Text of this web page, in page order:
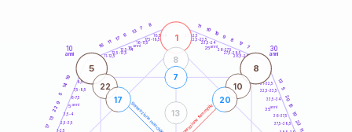
generazione maschile generazione femminile
10
anni
30
anni
1-2,5
2,5-3,5
3,5-4
6-7,5
7,5-8,5
8,5-9
11-12,5
12,5-13,5
13,5-14
16-17,5
17,5-18,5
18,5-19 21-22,5
22,5-23,5
23,5-24
26-27,5
27,5-28,5
28,5-29
31-32,5
32,5-33,5
33,5-34
36-37,5
37,5-38,5
17
13
22
9
5
14
19
16 11
17
6
13 7
8 11
10
19
9
8
17
7
13
5
20
15
10
22
11
1
5 8
8
7
13
22
17
10
20
5anni
15 anni 25anni
35anni